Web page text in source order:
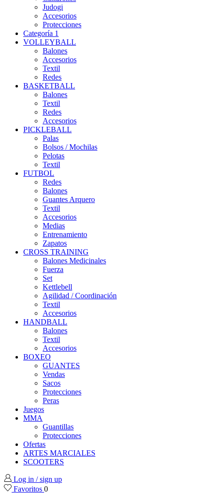
Judogi
Accesorios
Protecciones
Categoría 1
VOLLEYBALL
Balones
Accesorios
Textil
Redes
BASKETBALL
Balones
Textil
Redes
Accesorios
PICKLEBALL
Palas
Bolsos / Mochilas
Pelotas
Textil
FUTBOL
Redes
Balones
Guantes Arquero
Textil
Accesorios
Medias
Entrenamiento
Zapatos
CROSS TRAINING
Balones Medicinales
Fuerza
Set
Kettlebell
Agilidad / Coordinación
Textil
Accesorios
HANDBALL
Balones
Textil
Accesorios
BOXEO
GUANTES
Vendas
Sacos
Protecciones
Peras
Juegos
MMA
Guantillas
Protecciones
Ofertas
ARTES MARCIALES
SCOOTERS
Log in / sign up
Favoritos 0